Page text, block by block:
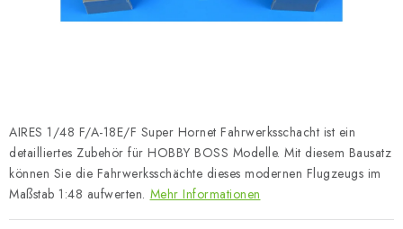
PUBLIKATIONEN
VERKAUFTE MARKEN
Über uns Meine Bestellung
Kontakte
AIRES 1/48 F/A-18E/F Super Hornet Fahrwerksschacht ist ein
detailliertes Zubehör für HOBBY BOSS Modelle. Mit diesem Bausatz
können Sie die Fahrwerksschächte dieses modernen Flugzeugs im
Maßstab 1:48 aufwerten. Mehr Informationen